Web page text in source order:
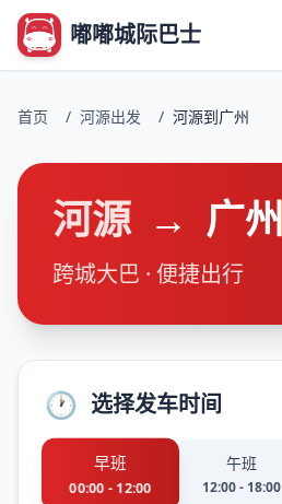
嘟嘟城际巴士
首页 / 河源出发 / 河源到广州
河源 → 广州
跨城大巴 · 便捷出行
🕐 选择发车时间
早班
00:00 - 12:00
午班
12:00 - 18:00